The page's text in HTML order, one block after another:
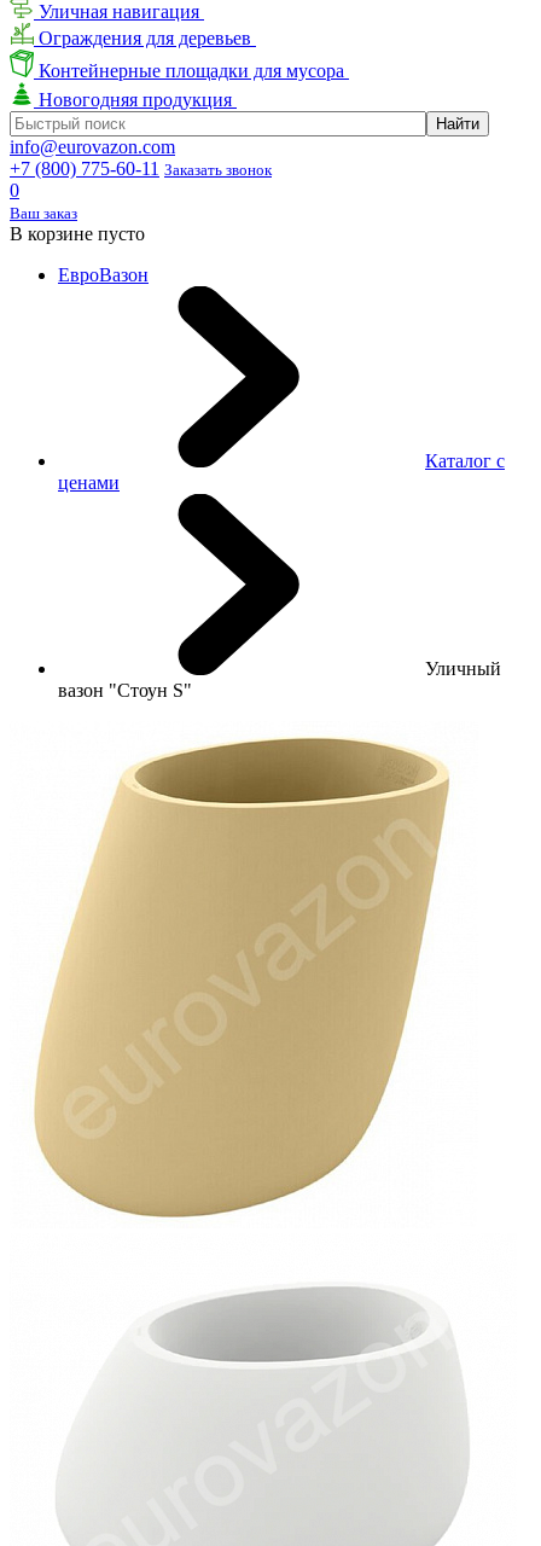
Уличная навигация
Ограждения для деревьев
Контейнерные площадки для мусора
Новогодняя продукция
info@eurovazon.com
+7 (800) 775-60-11 Заказать звонок
0
Ваш заказ
В корзине пусто
ЕвроВазон
Каталог с
ценами
Уличный
вазон "Стоун S"